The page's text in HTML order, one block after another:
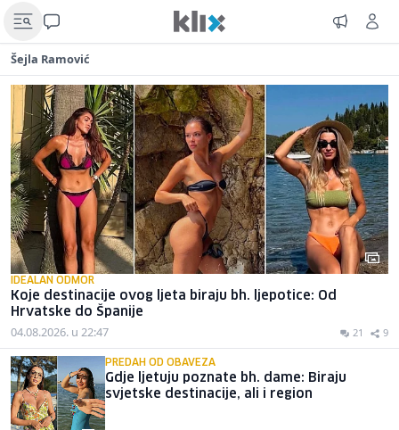
Šejla Ramović
IDEALAN ODMOR
Koje destinacije ovog ljeta biraju bh. ljepotice: Od
Hrvatske do Španije
04.08.2026. u 22:47 21 9
PREDAH OD OBAVEZA
Gdje ljetuju poznate bh. dame: Biraju
svjetske destinacije, ali i region